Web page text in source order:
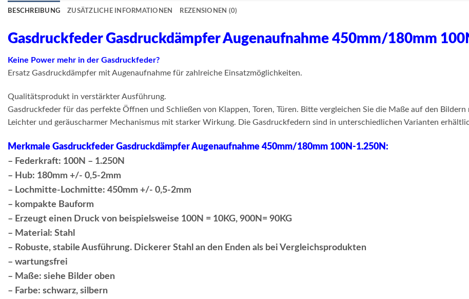
BESCHREIBUNG ZUSÄTZLICHE INFORMATIONEN REZENSIONEN (0)
Gasdruckfeder Gasdruckdämpfer Augenaufnahme 450mm/180mm
Keine Power mehr in der Gasdruckfeder?
Ersatz Gasdruckdämpfer mit Augenaufnahme für zahlreiche Einsatzmöglichkeiten.
Qualitätsprodukt in verstärkter Ausführung.
Gasdruckfeder für das perfekte Öffnen und Schließen von Klappen, Toren, Türen. Bitte vergleichen Sie die Maße auf den
Leichter und geräuscharmer Mechanismus mit starker Wirkung. Die Gasdruckfedern sind in unterschiedlichen Varianten
Merkmale Gasdruckfeder Gasdruckdämpfer Augenaufnahme 450mm/180mm 100N-1.250N:
– Federkraft: 100N – 1.250N
– Hub: 180mm +/- 0,5-2mm
– Lochmitte-Lochmitte: 450mm +/- 0,5-2mm
– kompakte Bauform
– Erzeugt einen Druck von beispielsweise 100N = 10KG, 900N= 90KG
– Material: Stahl
– Robuste, stabile Ausführung. Dickerer Stahl an den Enden als bei Vergleichsprodukten
– wartungsfrei
– Maße: siehe Bilder oben
– Farbe: schwarz, silbern